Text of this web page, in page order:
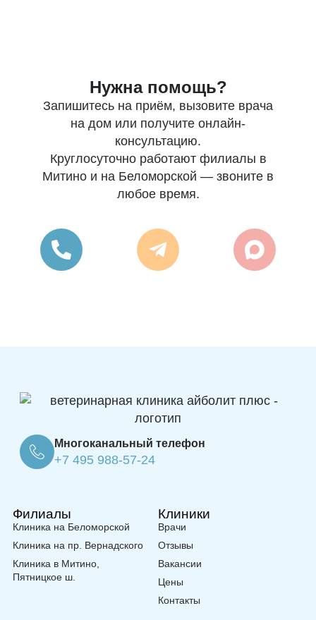
Нужна помощь?
Запишитесь на приём, вызовите врача
на дом или получите онлайн-
консультацию.
Круглосуточно работают филиалы в
Митино и на Беломорской — звоните в
любое время.
Многоканальный телефон
+7 495 988-57-24
Филиалы
Клиника на Беломорской
Клиника на пр. Вернадского
Клиника в Митино,
Пятницкое ш.
Клиники
Врачи
Отзывы
Вакансии
Цены
Контакты